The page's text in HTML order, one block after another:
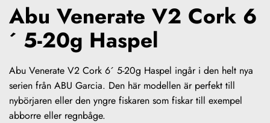
Abu Venerate V2 Cork 6
´ 5-20g Haspel
Abu Venerate V2 Cork 6´ 5-20g Haspel ingår i den helt nya
serien från ABU Garcia. Den här modellen är perfekt till
nybörjaren eller den yngre fiskaren som fiskar till exempel
abborre eller regnbåge.